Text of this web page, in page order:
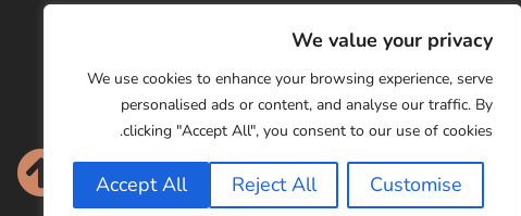
We value your privacy
We use cookies to enhance your browsing experience, serve
personalised ads or content, and analyse our traffic. By
clicking "Accept All", you consent to our use of cookies.
Customise
Reject All
Accept All
לניוזלטר שלנו